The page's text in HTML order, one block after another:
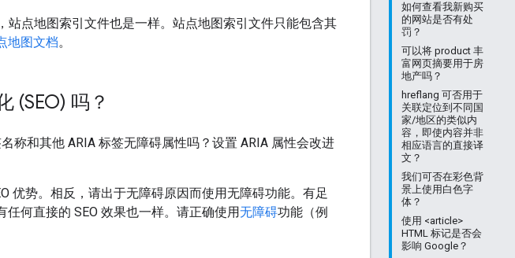
如何查看我新购买
的网站是否有处
罚？
可以将 product 丰
富网页摘要用于房
地产吗？
hreflang 可否用于
关联定位到不同国
家/地区的类似内
容，即使内容并非
相应语言的直接译
文？
我们可否在彩色背
景上使用白色字
体？
使用 <article>
HTML 标记是否会
影响 Google？
站点地图索引文件也是一样。站点地图索引文件只能包含其
地图文档。
(SEO) 吗？
称和其他 ARIA 标签无障碍属性吗？设置 ARIA 属性会改进
优势。相反，请出于无障碍原因而使用无障碍功能。有足
何直接的 SEO 效果也一样。请正确使用无障碍功能（例